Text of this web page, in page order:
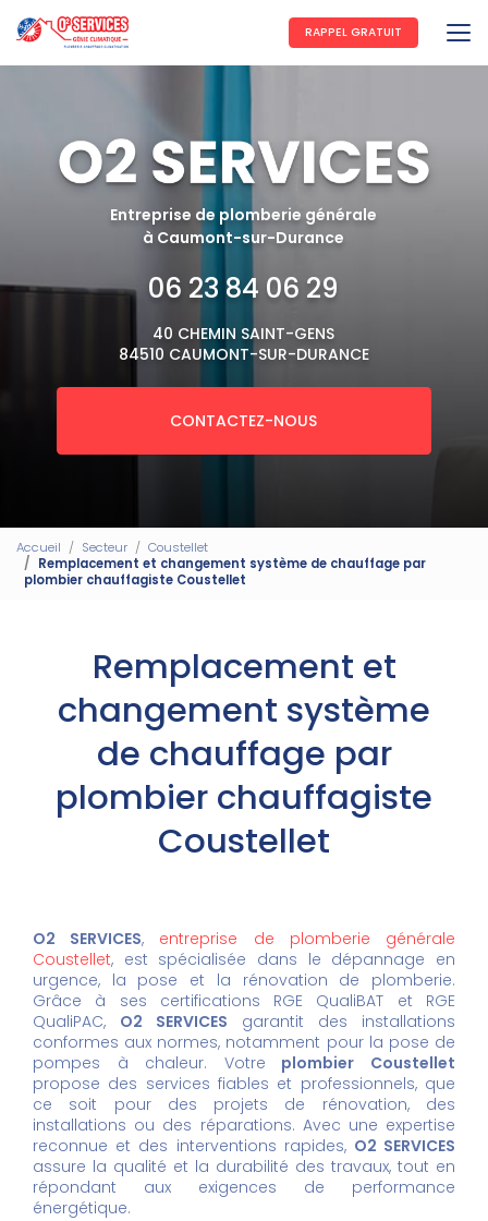
au
contenu
principal
RAPPEL GRATUIT
Entreprise de plomberie générale
à Caumont-sur-Durance
06 23 84 06 29
40 CHEMIN SAINT-GENS
84510 CAUMONT-SUR-DURANCE
CONTACTEZ-NOUS
Accueil Secteur
Coustellet
Remplacement et changement système de chauffage par
plombier chauffagiste Coustellet
Remplacement et
changement système
de chauffage par
plombier chauffagiste
Coustellet
O2 SERVICES, entreprise de plomberie générale
Coustellet, est spécialisée dans le dépannage en
urgence, la pose et la rénovation de plomberie.
Grâce à ses certifications RGE QualiBAT et RGE
QualiPAC, O2 SERVICES garantit des installations
conformes aux normes, notamment pour la pose de
pompes à chaleur. Votre plombier Coustellet
propose des services fiables et professionnels, que
ce soit pour des projets de rénovation, des
installations ou des réparations. Avec une expertise
reconnue et des interventions rapides, O2 SERVICES
assure la qualité et la durabilité des travaux, tout en
répondant aux exigences de performance
énergétique.